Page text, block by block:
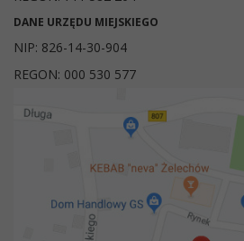
DANE URZĘDU MIEJSKIEGO
NIP: 826-14-30-904
REGON: 000 530 577